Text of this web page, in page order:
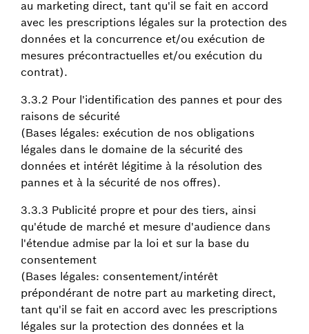
au marketing direct, tant qu'il se fait en accord
avec les prescriptions légales sur la protection des
données et la concurrence et/ou exécution de
mesures précontractuelles et/ou exécution du
contrat).
3.3.2 Pour l'identification des pannes et pour des
raisons de sécurité
(Bases légales: exécution de nos obligations
légales dans le domaine de la sécurité des
données et intérêt légitime à la résolution des
pannes et à la sécurité de nos offres).
3.3.3 Publicité propre et pour des tiers, ainsi
qu'étude de marché et mesure d'audience dans
l'étendue admise par la loi et sur la base du
consentement
(Bases légales: consentement/intérêt
prépondérant de notre part au marketing direct,
tant qu'il se fait en accord avec les prescriptions
légales sur la protection des données et la